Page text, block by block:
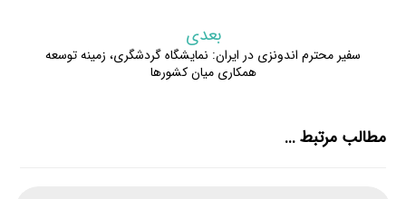
بعدی
سفیر محترم اندونزی در ایران: نمایشگاه گردشگری، زمینه توسعه
همکاری میان کشورها
مطالب مرتبط ...